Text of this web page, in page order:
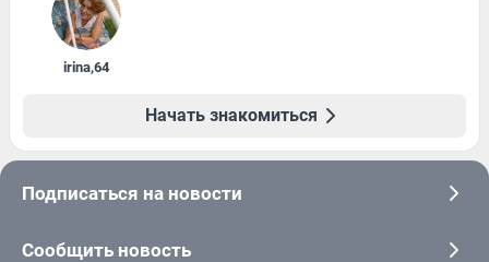
irina,64
Начать знакомиться
Подписаться на новости
Сообщить новость